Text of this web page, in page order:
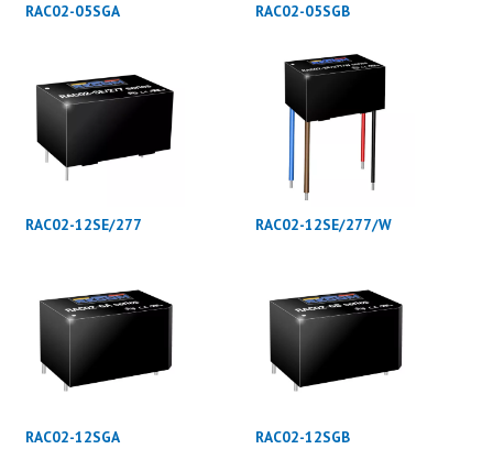
RAC02-05SGA RAC02-05SGB
RAC02-12SE/277 RAC02-12SE/277/W
RAC02-12SGA RAC02-12SGB